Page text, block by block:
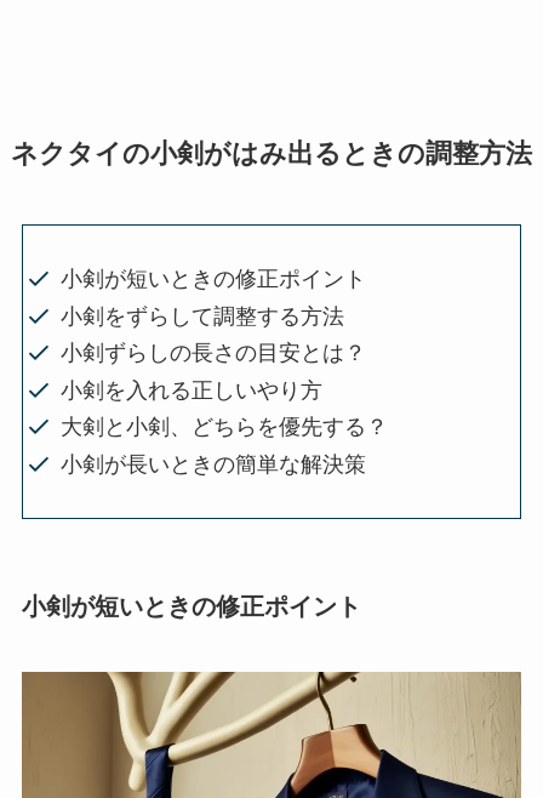
ネクタイの小剣がはみ出るときの調整方法
小剣が短いときの修正ポイント
小剣をずらして調整する方法
小剣ずらしの長さの目安とは？
小剣を入れる正しいやり方
大剣と小剣、どちらを優先する？
小剣が長いときの簡単な解決策
小剣が短いときの修正ポイント